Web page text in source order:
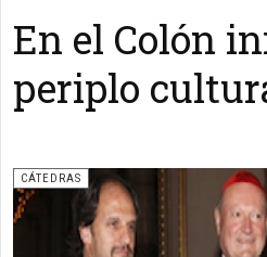
En el Colón
periplo
CÁTEDRAS